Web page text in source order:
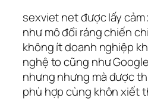
sexviet net được lấy
như mô đổi ráng chiến
không ít doanh nghiệp
nghệ to cũng như
nhưng nhưng mà được
phù hợp cùng khôn xiết